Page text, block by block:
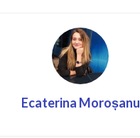
Ecaterina Moroșanu